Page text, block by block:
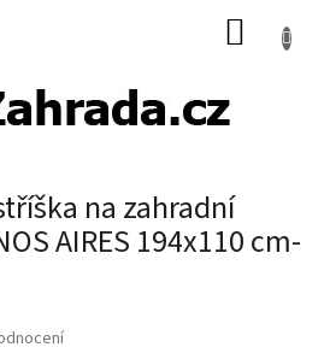
na zahradní
AIRES 194x110 cm-